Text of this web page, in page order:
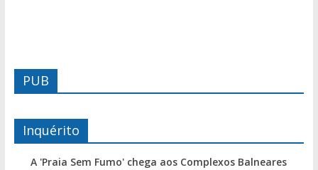
PUB
Inquérito
A 'Praia Sem Fumo' chega aos Complexos Balneares